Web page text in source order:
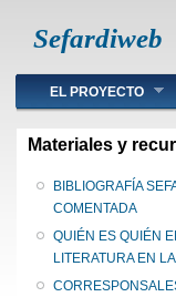
Sefardiweb
Main menu
EL PROYECTO
Materiales y
BIBLIOGRAFÍA
COMENTADA
QUIÉN ES QUIÉN
LITERATURA EN